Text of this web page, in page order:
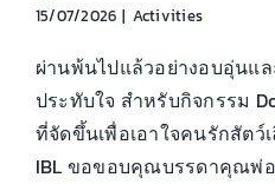
15/07/2026 | Activities
ผ่านพ้นไปแล้วอย่างอบอุ่นแ
ประทับใจ สำหรับกิจกรรม
ที่จัดขึ้นเพื่อเอาใจคนรักสัตว์
IBL ขอขอบคุณบรรดาคุณพ่